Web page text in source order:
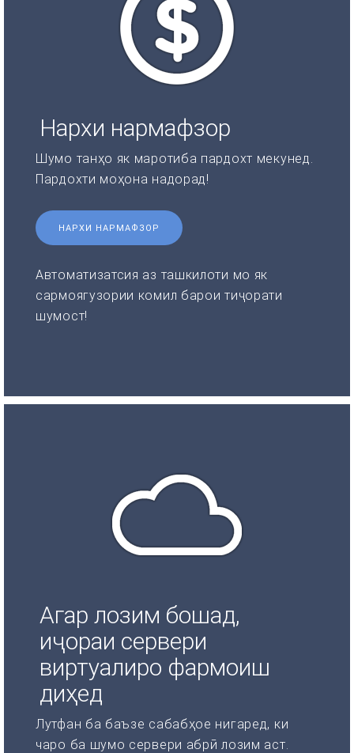
Нархи нармафзор
Шумо танҳо як маротиба пардохт мекунед.
Пардохти моҳона надорад!
НАРХИ НАРМАФЗОР
Автоматизатсия аз ташкилоти мо як
сармоягузории комил барои тиҷорати
шумост!
Агар лозим бошад,
иҷораи сервери
виртуалиро фармоиш
диҳед
Лутфан ба баъзе сабабҳое нигаред, ки
чаро ба шумо сервери абрӣ лозим аст.